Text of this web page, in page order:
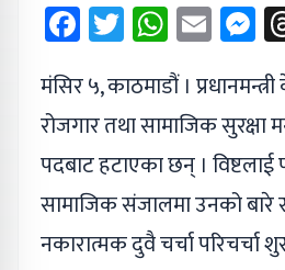
Facebook
Twitter
मंसिर ५, काठमाडौं ।
रोजगार तथा सामाजिक सुरक्षा
पदबाट हटाएका छन् ।
सामाजिक संजालमा उनको बारे
नकारात्मक दुवै चर्चा परिचर्चा